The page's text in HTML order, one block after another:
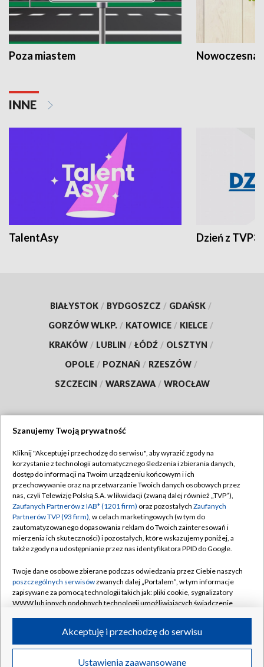
Poza miastem Nowoczesna
INNE
TalentAsy Dzień z TVP3
BIAŁYSTOK / BYDGOSZCZ / GDAŃSK /
GORZÓW WLKP. / KATOWICE / KIELCE /
KRAKÓW / LUBLIN / ŁÓDŹ / OLSZTYN /
OPOLE / POZNAŃ / RZESZÓW /
SZCZECIN / WARSZAWA / WROCŁAW
TVP
Abonament TVP
Emisja w TVP
Centrum informacji TVP
Naziemna Telewizja Cyfrowa
Rada Programowa
System NOS
Informacje o nadawcy
Program dla prasy
Regulamin TVP
Polityka prywatności
Moje zgody
Pomoc
Kontakt
Kanały
©2026 Telewizja Polska S.A. w likwidacji
Szanujemy Twoją prywatność
Kliknij "Akceptuję i przechodzę do serwisu", aby wyrazić zgody na
korzystanie z technologii automatycznego śledzenia i zbierania danych,
dostęp do informacji na Twoim urządzeniu końcowym i ich
przechowywanie oraz na przetwarzanie Twoich danych osobowych przez
nas, czyli Telewizję Polską S.A. w likwidacji (zwaną dalej również „TVP”),
Zaufanych Partnerów z IAB* (1201 firm) oraz pozostałych Zaufanych
Partnerów TVP (93 firm), w celach marketingowych (w tym do
zautomatyzowanego dopasowania reklam do Twoich zainteresowań i
mierzenia ich skuteczności) i pozostałych, które wskazujemy poniżej, a
także zgody na udostępnianie przez nas identyfikatora PPID do Google.
Twoje dane osobowe zbierane podczas odwiedzania przez Ciebie naszych
poszczególnych serwisówzwanych dalej „Portalem”, w tym informacje
zapisywane za pomocą technologii takich jak: pliki cookie, sygnalizatory
WWW lub innych podobnych technologii umożliwiających świadczenie
ruchu w Internecie.
Twoje dane osobowe zbierane podczas odwiedzania przez Ciebie
Ustawienia zaawansowane
Akceptuję i przechodzę do serwisu